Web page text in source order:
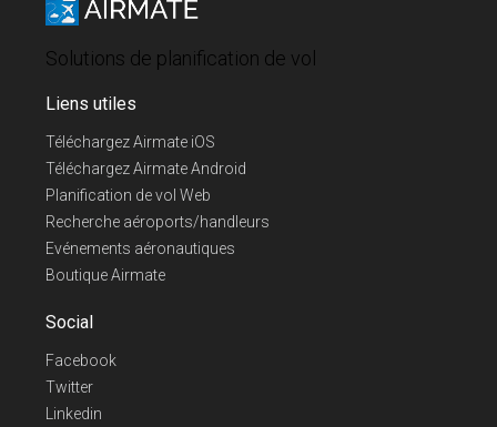
Solutions de planification de vol
Liens utiles
Téléchargez Airmate iOS
Téléchargez Airmate Android
Planification de vol Web
Recherche aéroports/handleurs
Evénements aéronautiques
Boutique Airmate
Social
Facebook
Twitter
Linkedin